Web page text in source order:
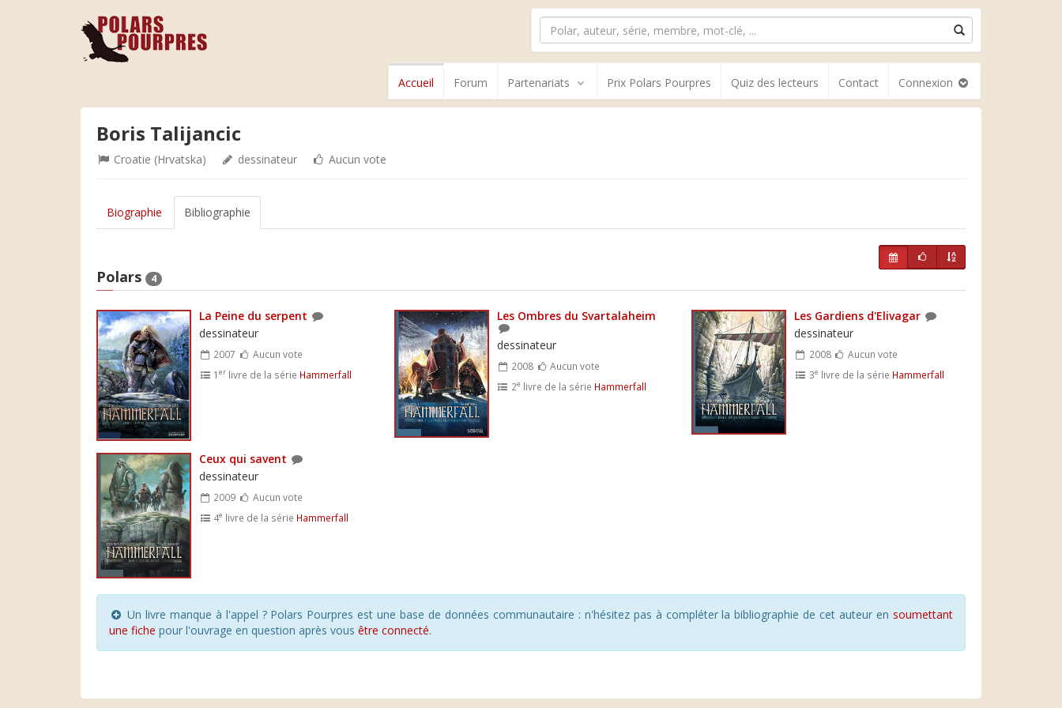
Accueil Forum Partenariats Prix Polars Pourpres Quiz des lecteurs Contact Connexion
Boris Talijancic
Croatie (Hrvatska) dessinateur Aucun vote
Biographie Bibliographie
Polars 4
La Peine du serpent
dessinateur
2007
Aucun vote
1er livre de la série Hammerfall
Les Ombres du Svartalaheim
dessinateur
2008
Aucun vote
2e livre de la série Hammerfall
Les Gardiens d'Elivagar
dessinateur
2008
Aucun vote
3e livre de la série Hammerfall
Ceux qui savent
dessinateur
2009
Aucun vote
4e livre de la série Hammerfall
Un livre manque à l'appel ? Polars Pourpres est une base de données communautaire : n'hésitez pas à compléter la bibliographie de cet auteur en soumettant
une fiche pour l'ouvrage en question après vous être connecté.